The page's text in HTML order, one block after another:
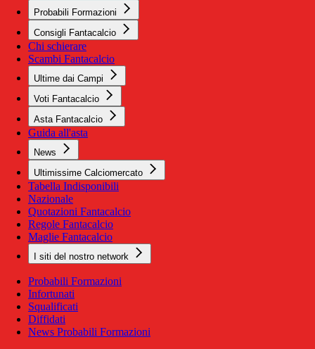
Probabili Formazioni
Consigli Fantacalcio
Chi schierare
Scambi Fantacalcio
Ultime dai Campi
Voti Fantacalcio
Asta Fantacalcio
Guida all'asta
News
Ultimissime Calciomercato
Tabella Indisponibili
Nazionale
Quotazioni Fantacalcio
Regole Fantacalcio
Maglie Fantacalcio
I siti del nostro network
Probabili Formazioni
Infortunati
Squalificati
Diffidati
News Probabili Formazioni